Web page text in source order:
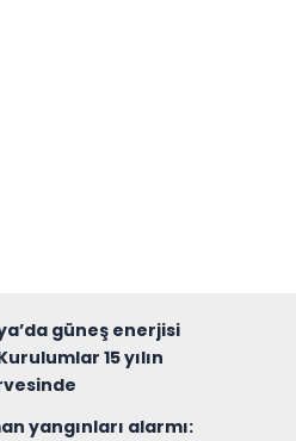
güneş enerjisi
15 yılın
yangınları alarmı: